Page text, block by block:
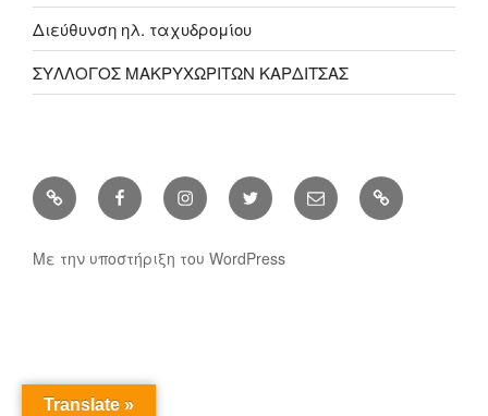
Διεύθυνση ηλ. ταχυδρομίου
ΣΥΛΛΟΓΟΣ ΜΑΚΡΥΧΩΡΙΤΩΝ ΚΑΡΔΙΤΣΑΣ
ΣΥΛΛΟΓΟΣ
ΜΑΚΡΥΧΩΡΙΤΩΝ
FacebookInstagramTwitter
Διεύθυνση
ηλ.
ΣΥΛΛΟΓΟΣ
Με την υποστήριξη του WordPress
Translate »